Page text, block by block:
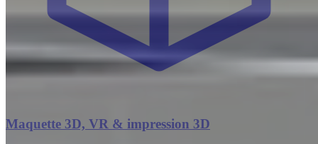
Maquette 3D, VR & impression 3D